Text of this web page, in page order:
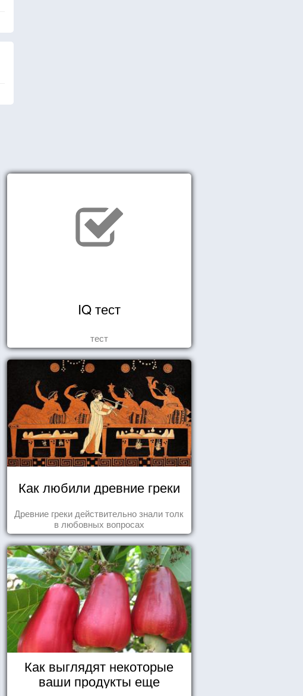
IQ тест
тест
Как любили древние греки
Древние греки действительно знали толк
в любовных вопросах
Как выглядят некоторые
ваши продукты еще